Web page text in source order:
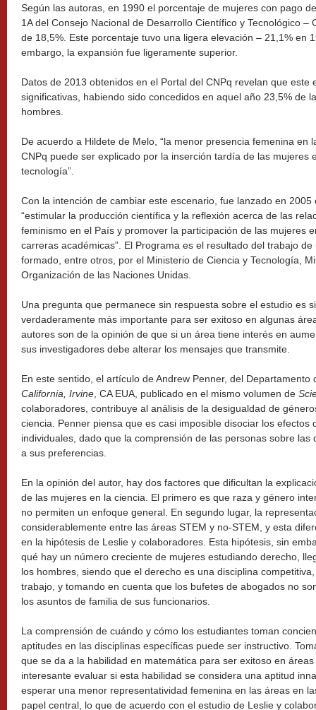
Según las autoras, en 1990 el porcentaje de mujeres con pago
1A del Consejo Nacional de Desarrollo Científico y Tecnológico –
de 18,5%. Este porcentaje tuvo una ligera elevación – 21,1% en
embargo, la expansión fue ligeramente superior.
Datos de 2013 obtenidos en el Portal del CNPq revelan que este
significativas, habiendo sido concedidos en aquel año 23,5% de
hombres.
De acuerdo a Hildete de Melo, “la menor presencia femenina en
CNPq puede ser explicado por la inserción tardía de las mujeres
tecnología”.
Con la intención de cambiar este escenario, fue lanzado en
“estimular la producción científica y la reflexión acerca de las
feminismo en el País y promover la participación de las mujeres
carreras académicas”. El Programa es el resultado del trabajo
formado, entre otros, por el Ministerio de Ciencia y Tecnología,
Organización de las Naciones Unidas.
Una pregunta que permanece sin respuesta sobre el estudio es
verdaderamente más importante para ser exitoso en algunas
autores son de la opinión de que si un área tiene interés en
sus investigadores debe alterar los mensajes que transmite.
En este sentido, el artículo de Andrew Penner, del
California, Irvine , CA EUA, publicado en el mismo volumen de
colaboradores, contribuye al análisis de la desigualdad de
ciencia. Penner piensa que es casi imposible disociar los efectos
individuales, dado que la comprensión de las personas sobre
a sus preferencias.
En la opinión del autor, hay dos factores que dificultan la
de las mujeres en la ciencia. El primero es que raza y género
no permiten un enfoque general. En segundo lugar, la
considerablemente entre las áreas STEM y no-STEM, y esta
en la hipótesis de Leslie y colaboradores. Esta hipótesis, sin
qué hay un número creciente de mujeres estudiando derecho,
los hombres, siendo que el derecho es una disciplina
trabajo, y tomando en cuenta que los bufetes de abogados no
los asuntos de familia de sus funcionarios.
La comprensión de cuándo y cómo los estudiantes toman
aptitudes en las disciplinas específicas puede ser instructivo.
que se da a la habilidad en matemática para ser exitoso en
interesante evaluar si esta habilidad se considera una aptitud
esperar una menor representatividad femenina en las áreas en
papel central, lo que de acuerdo con el estudio de Leslie y